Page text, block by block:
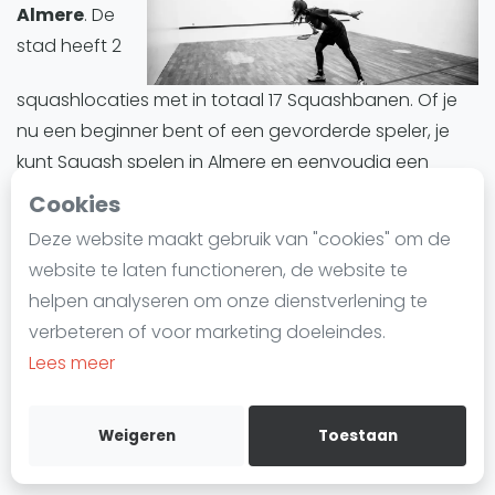
Cookies
Deze website maakt gebruik van "cookies" om de
website te laten functioneren, de website te
helpen analyseren om onze dienstverlening te
verbeteren of voor marketing doeleindes.
Lees meer
Weigeren Toestaan
Laatste
SBN Eredivisie
Agenda
Squash
Squash Den Haag
Almere. De
stad heeft 2
squashlocaties met in totaal 17 Squashbanen. Of je
nu een beginner bent of een gevorderde speler, je
kunt Squash spelen in Almere en eenvoudig een
baan reserveren.
Almere biedt een divers aanbod aan Squashbanen.
Alle Squashbanen in Almere zijn indoor.
Squashbanen in Almerezijn ideaal voor iedereen
die deze trend wil uitproberen of zijn vaardigheden
wil verbeteren. Of het nu gaat om training, informele
wedstrijden of competities, Almere is een ideale plek
om in de wereld van Squash te duiken.